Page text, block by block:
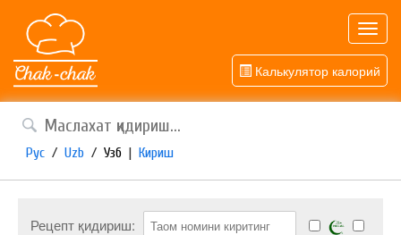
Калькулятор калорий
Рус / Uzb / Узб | Кириш
Рецепт қидириш: